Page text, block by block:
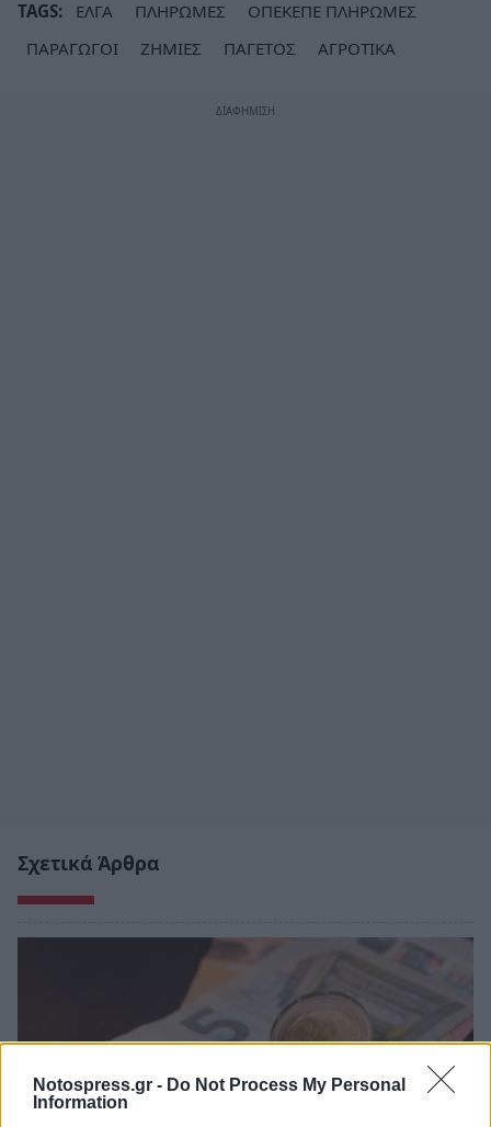
Notospress.gr - Do Not Process My Personal
Information
TAGS: ΕΛΓΑ ΠΛΗΡΩΜΕΣ
ΟΠΕΚΕΠΕ ΠΛΗΡΩΜΕΣ
ΠΑΡΑΓΩΓΟΙ
ΖΗΜΙΕΣ ΠΑΓΕΤΟΣ ΑΓΡΟΤΙΚΑ
Σχετικά Άρθρα